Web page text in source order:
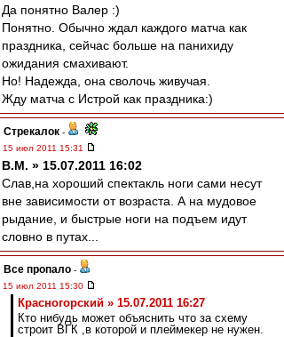
Да понятно Валер :)
Понятно. Обычно ждал каждого матча как
праздника, сейчас больше на панихиду
ожидания смахивают.
Но! Надежда, она сволочь живучая.
Жду матча с Истрой как праздника:)
Стрекалок -
15 июл 2011 15:31
В.М. » 15.07.2011 16:02
Слав,на хороший спектакль ноги сами несут
вне зависимости от возраста. А на мудовое
рыдание, и быстрые ноги на подъем идут
словно в путах...
Все пропало -
15 июл 2011 15:30
Красногорский » 15.07.2011 16:27
Кто нибудь может объяснить что за схему
строит ВГК ,в которой и плеймекер не нужен.